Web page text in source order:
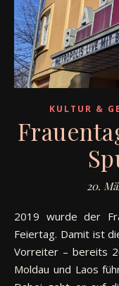
KULTUR &
20.
2019 wurde der Frauentag in Berlin zum gesetzlichen
Feiertag. Damit ist
Vorreiter – bereits
Moldau und Laos